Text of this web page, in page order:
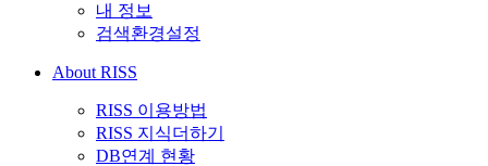
내 정보
검색환경설정
About RISS
RISS 이용방법
RISS 지식더하기
DB연계 현황